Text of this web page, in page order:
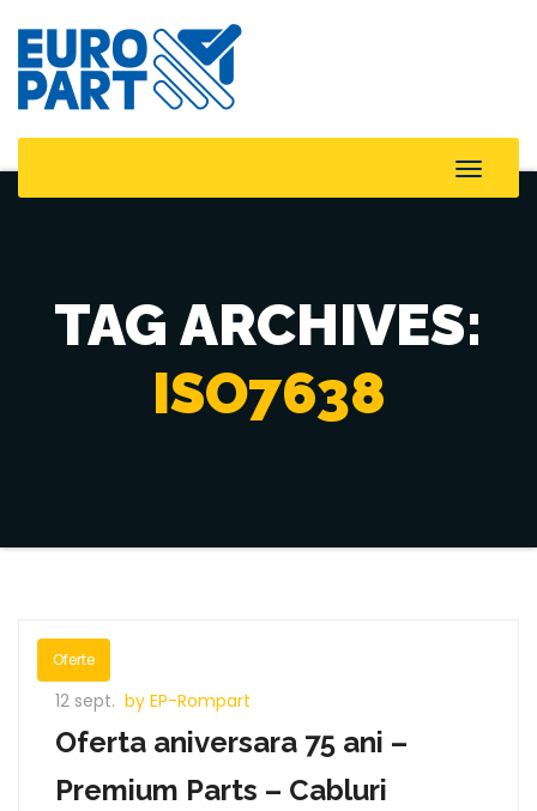
Toggle
TAG ARCHIVES:
ISO7638
Oferte
12 sept. by EP-Rompart
Oferta aniversara 75 ani –
Premium Parts – Cabluri